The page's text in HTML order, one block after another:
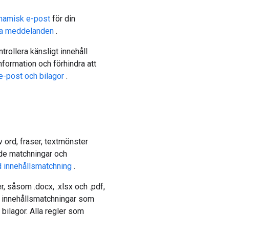
e-post för din
meddelanden .
känsligt innehåll
och förhindra att
post och bilagor .
ord, fraser, textmönster
matchningar och
.
såsom .docx, .xlsx och .pdf,
som
Alla regler som